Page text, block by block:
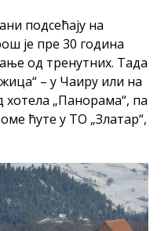
подсећају на
је пре 30 година
од тренутних. Тада
– у Чаиру или на
„Панорама“, па
ћуте у ТО „Златар“,